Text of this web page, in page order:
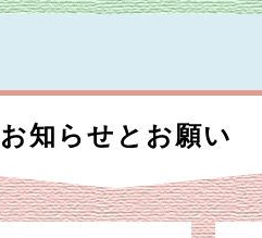
お知らせと お願い